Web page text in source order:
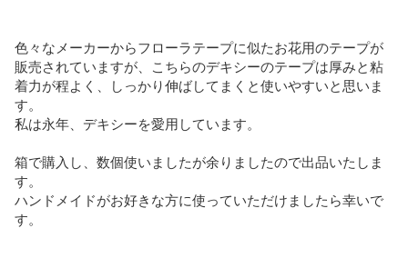
色々なメーカーからフローラテープに似たお花用のテープが
販売されていますが、こちらのデキシーのテープは厚みと粘
着力が程よく、しっかり伸ばしてまくと使いやすいと思いま
す。
私は永年、デキシーを愛用しています。
箱で購入し、数個使いましたが余りましたので出品いたしま
す。
ハンドメイドがお好きな方に使っていただけましたら幸いで
す。